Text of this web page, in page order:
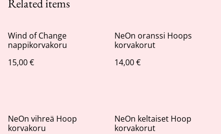
Related items
Wind of Change
nappikorvakoru
15,00 €
NeOn oranssi Hoops
korvakorut
14,00 €
NeOn vihreä Hoop
korvakoru
NeOn keltaiset Hoop
korvakorut